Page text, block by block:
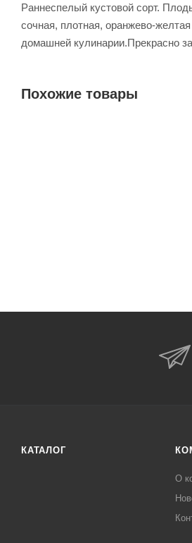
Раннеспелый кустовой сорт.
сочная, плотная, оранжево-
домашней кулинарии.Прекрасно
Похожие товары
КАТАЛОГ
О